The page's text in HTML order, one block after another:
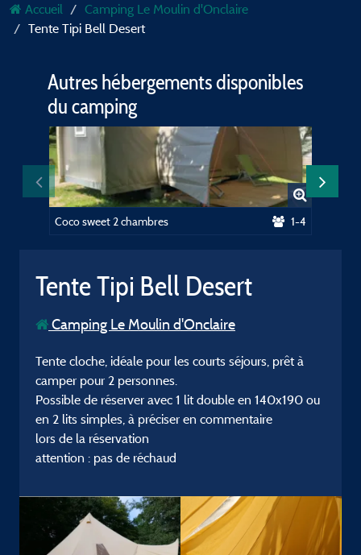
Accueil
Camping Le Moulin d'Onclaire
Tente Tipi Bell Desert
Autres hébergements disponibles
du camping
Coco sweet 2 chambres 1-4
Tente Tipi Bell Desert
Camping Le Moulin d'Onclaire
Tente cloche, idéale pour les courts séjours, prêt à
camper pour 2 personnes.
Possible de réserver avec 1 lit double en 140x190 ou
en 2 lits simples, à préciser en commentaire
lors de la réservation
attention : pas de réchaud